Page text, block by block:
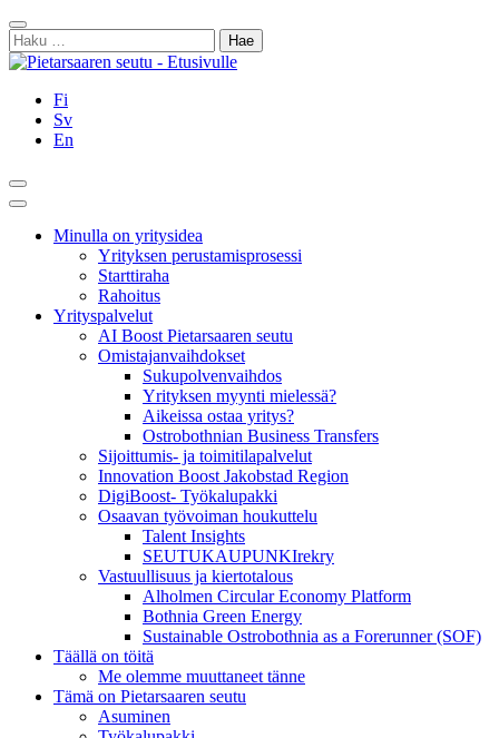
Siirry
sisältöön
Sulje
Haku:
Fi
Sv
En
Hae
Päävalikko
Minulla on yritysidea
Yrityksen perustamisprosessi
Starttiraha
Rahoitus
Yrityspalvelut
AI Boost Pietarsaaren seutu
Omistajanvaihdokset
Sukupolvenvaihdos
Yrityksen myynti mielessä?
Aikeissa ostaa yritys?
Ostrobothnian Business Transfers
Sijoittumis- ja toimitilapalvelut
Innovation Boost Jakobstad Region
DigiBoost- Työkalupakki
Osaavan työvoiman houkuttelu
Talent Insights
SEUTUKAUPUNKIrekry
Vastuullisuus ja kiertotalous
Alholmen Circular Economy Platform
Bothnia Green Energy
Sustainable Ostrobothnia as a Forerunner (SOF)
Täällä on töitä
Me olemme muuttaneet tänne
Tämä on Pietarsaaren seutu
Asuminen